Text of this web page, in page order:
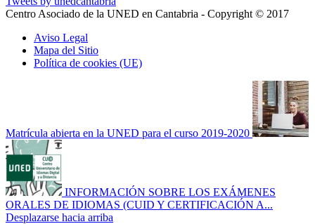
Centro Asociado de la UNED en Cantabria - Copyright © 2017
Aviso Legal
Mapa del Sitio
Política de cookies (UE)
Matrícula abierta en la UNED para el curso 2019-2020
INFORMACIÓN SOBRE LOS EXÁMENES
ORALES DE IDIOMAS (CUID Y CERTIFICACIÓN A...
Desplazarse hacia arriba